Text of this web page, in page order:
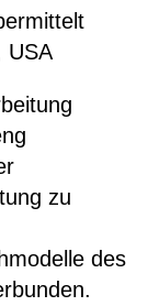
USA
zu
des